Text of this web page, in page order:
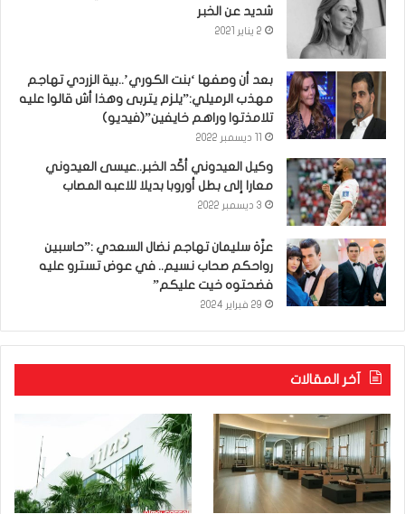
شديد عن الخبر
2 يناير 2021
بعد أن وصفها ‘بنت الكوري’..بية الزردي تهاجم
مهذب الرميلي:”يلزم يتربى وهذا أش قالوا عليه
تلامذتوا وراهم خايفين”(فيديو)
وكيل العيدوني أكّد الخبر..عيسى العيدوني
معارا إلى بطل أوروبا بديلا للاعبه المصاب
3 ديسمبر 2022
عزّة سليمان تهاجم نضال السعدي :”حاسبين
رواحكم صحاب نسيم.. في عوض تسترو عليه
فضحتوه خيت عليكم”
29 فبراير 2024
آخر المقالات